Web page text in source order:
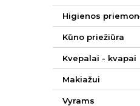
Higienos
Kūno priežiūra
Kvepalai - kvapai
Makiažui
Vyrams